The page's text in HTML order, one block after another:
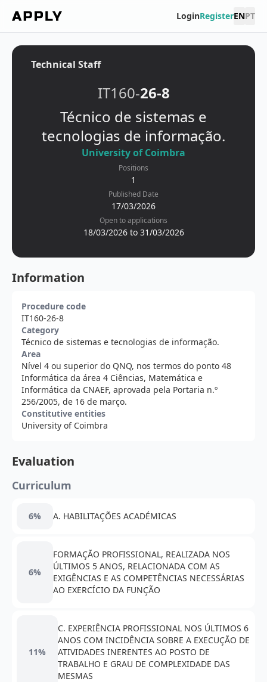
LoginRegisterENPT
Technical Staff
IT160-26-8
Técnico de sistemas e
tecnologias de informação.
University of Coimbra
Positions
1
Published Date
17/03/2026
Open to applications
18/03/2026 to 31/03/2026
Information
Procedure code
IT160-26-8
Category
Técnico de sistemas e tecnologias de informação.
Area
Nível 4 ou superior do QNQ, nos termos do ponto 48
Informática da área 4 Ciências, Matemática e
Informática da CNAEF, aprovada pela Portaria n.º
256/2005, de 16 de março.
Constitutive entities
University of Coimbra
Evaluation
Curriculum
6% A. HABILITAÇÕES ACADÉMICAS
6%
FORMAÇÃO PROFISSIONAL, REALIZADA NOS
ÚLTIMOS 5 ANOS, RELACIONADA COM AS
EXIGÊNCIAS E AS COMPETÊNCIAS NECESSÁRIAS
AO EXERCÍCIO DA FUNÇÃO
11%
C. EXPERIÊNCIA PROFISSIONAL NOS ÚLTIMOS 6
ANOS COM INCIDÊNCIA SOBRE A EXECUÇÃO DE
ATIVIDADES INERENTES AO POSTO DE
TRABALHO E GRAU DE COMPLEXIDADE DAS
MESMAS